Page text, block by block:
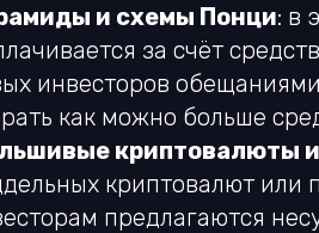
и схемы Понци: в
за счёт
инвесторов
как можно больше
криптовалюты
криптовалют или
предлагаются